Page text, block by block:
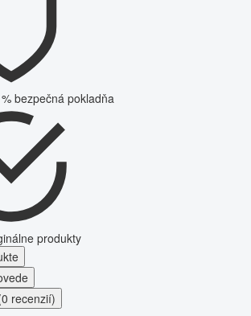
bezpečná pokladňa
produkty
recenzií)